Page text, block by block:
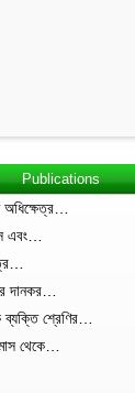
Publications
এবং…
দানকর…
শ্রেণির…
থেকে…